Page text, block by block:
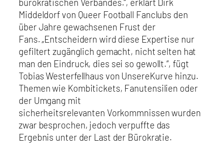
Middeldorf von Queer Football Fanclubs den
über Jahre gewachsenen Frust der
Fans. „Entscheidern wird diese Expertise nur
gefiltert zugänglich gemacht, nicht selten hat
man den Eindruck, dies sei so gewollt.“, fügt
Tobias Westerfellhaus von UnsereKurve hinzu.
Themen wie Kombitickets, Fanutensilien oder
der Umgang mit
sicherheitsrelevanten Vorkommnissen wurden
zwar besprochen, jedoch verpuffte das
Ergebnis unter der Last der Bürokratie.